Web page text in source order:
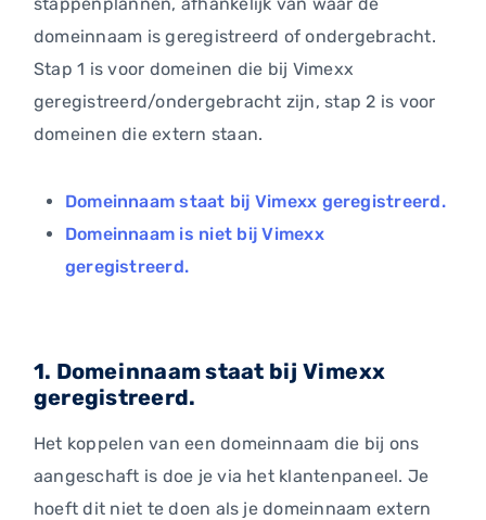
stappenplannen, afhankelijk van waar de
domeinnaam is geregistreerd of ondergebracht.
Stap 1 is voor domeinen die bij Vimexx
geregistreerd/ondergebracht zijn, stap 2 is voor
domeinen die extern staan.
Domeinnaam staat bij Vimexx geregistreerd.
Domeinnaam is niet bij Vimexx
geregistreerd.
1. Domeinnaam staat bij Vimexx
geregistreerd.
Het koppelen van een domeinnaam die bij ons
aangeschaft is doe je via het klantenpaneel. Je
hoeft dit niet te doen als je domeinnaam extern